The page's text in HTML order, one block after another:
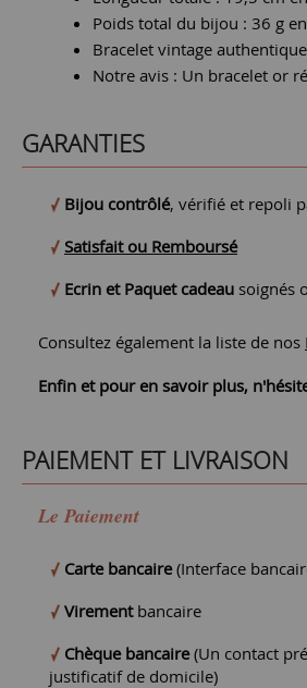
Poids total du bijou : 36 g
Bracelet vintage
Notre avis : Un bracelet or
GARANTIES
Bijou contrôlé, vérifié et repoli
Satisfait ou Remboursé
Ecrin et Paquet cadeau soignés
Consultez également la liste de nos
Enfin et pour en savoir plus,
PAIEMENT ET LIVRAISON
Le Paiement
Carte bancaire(Interface
Virementbancaire
Chèque bancaire(Un contact
justificatif de domicile)